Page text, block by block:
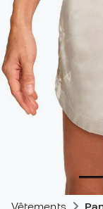
Vêtements